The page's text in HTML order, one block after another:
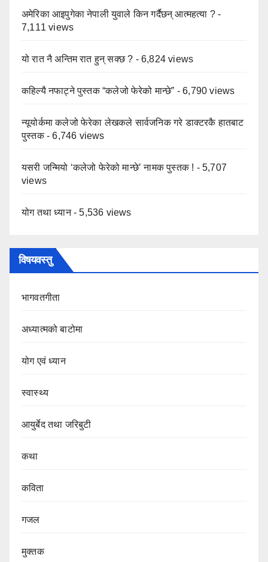
अमेरिका आइपुगेका नेपाली युवाले किन गर्दैछन् आत्महत्या ? -
7,111 views
यो रात नै अन्तिम रात हुन् सक्छ ? - 6,824 views
कहिल्यै नफाट्ने पुस्तक “कलेजो फेरेको मान्छे” - 6,790 views
न्यूयोर्कमा कलेजो फेरेका लेखकले सार्वजनिक गरे डाक्टरकै हातबाट
पुस्तक- 6,746 views
यसरी जन्मियो ‘कलेजो फेरेको मान्छे’ नामक पुस्तक ! - 5,707
views
योग तथा ध्यान- 5,536 views
विषयवस्तु
भागवतगीता
अध्यात्मको बाटोमा
योग एवं ध्यान
स्वास्थ्य
आयुर्बेद तथा जरिबुटी
कथा
कविता
गजल
मुक्तक